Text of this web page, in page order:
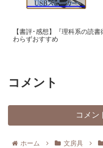
【書評･感想】『理科系の読書
わらずおすすめ
コメント
コメン
ホーム 文房具